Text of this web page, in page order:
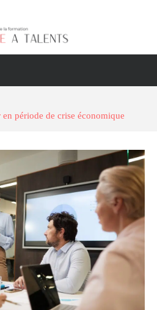
période de crise économique